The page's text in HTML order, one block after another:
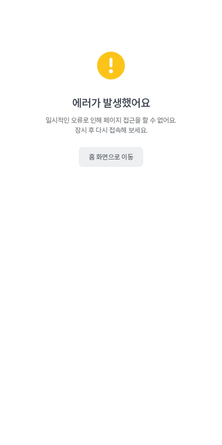
에러가 발생했어요
일시적인 오류로 인해 페이지 접근을 할 수 없어요.
잠시 후 다시 접속해 보세요.
홈 화면으로 이동